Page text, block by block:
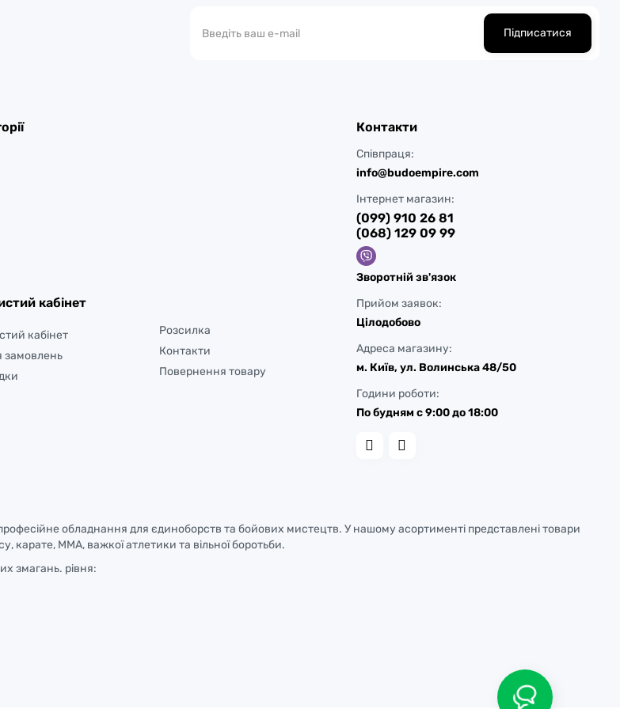
Підписатися
кабінет
кабінет
замовлень
Розсилка
Контакти
Повернення товару
Контакти
Співпраця:
info@budoempire.com
Інтернет магазин:
(099) 910 26 81
(068) 129 09 99
Зворотній зв'язок
Прийом заявок:
Цілодобово
Адреса магазину:
м. Київ, ул. Волинська 48/50
Години роботи:
По будням с 9:00 до 18:00
обладнання для єдиноборств та бойових мистецтв. У нашому асортименті представлені товари
карате, ММА, важкої атлетики та вільної боротьби.
змагань. рівня: